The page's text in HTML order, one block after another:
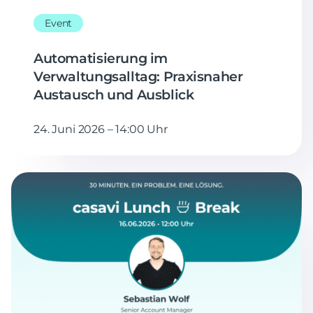
Event
Automatisierung im
Verwaltungsalltag: Praxisnaher
Austausch und Ausblick
24. Juni 2026 – 14:00 Uhr